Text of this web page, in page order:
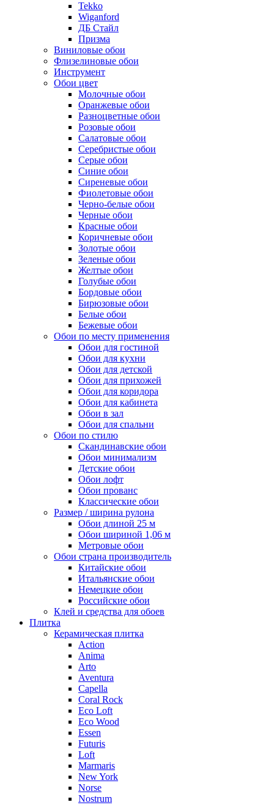
Tekko
Wiganford
ДБ Стайл
Призма
Виниловые обои
Флизелиновые обои
Инструмент
Обои цвет
Молочные обои
Оранжевые обои
Разноцветные обои
Розовые обои
Салатовые обои
Серебристые обои
Серые обои
Синие обои
Сиреневые обои
Фиолетовые обои
Черно-белые обои
Черные обои
Красные обои
Коричневые обои
Золотые обои
Зеленые обои
Желтые обои
Голубые обои
Бордовые обои
Бирюзовые обои
Белые обои
Бежевые обои
Обои по месту применения
Обои для гостиной
Обои для кухни
Обои для детской
Обои для прихожей
Обои для коридора
Обои для кабинета
Обои в зал
Обои для спальни
Обои по стилю
Скандинавские обои
Обои минимализм
Детские обои
Обои лофт
Обои прованс
Классические обои
Размер / ширина рулона
Обои длиной 25 м
Обои шириной 1,06 м
Метровые обои
Обои страна производитель
Китайские обои
Итальянские обои
Немецкие обои
Российские обои
Клей и средства для обоев
Плитка
Керамическая плитка
Action
Anima
Arto
Aventura
Capella
Coral Rock
Eco Loft
Eco Wood
Essen
Futuris
Loft
Marmaris
New York
Norse
Nostrum